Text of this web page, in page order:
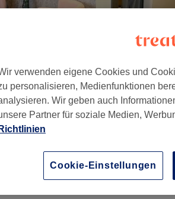
Germany, 83022
30 Min.Details anzeigen
verwenden eigene Cookies und
personalisieren, Medienfunktionen
Wir geben auch
Partner für soziale Medien,
Richtlinien
Cookie-Einstellungen